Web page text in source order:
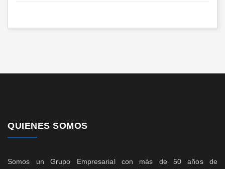
QUIENES SOMOS
Somos un Grupo Empresarial con más de 50 años de